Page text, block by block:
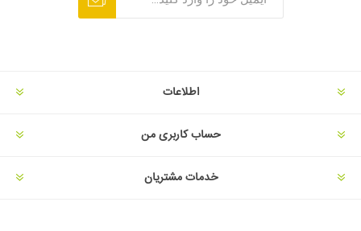
اطلاعات
حساب کاربری من
خدمات مشتریان